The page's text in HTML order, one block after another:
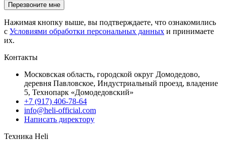
Перезвоните мне
Нажимая кнопку выше, вы подтверждаете, что ознакомились
с Условиями обработки персональных данных и принимаете
их.
Контакты
Московская область, городской округ Домодедово,
деревня Павловское, Индустриальный проезд, владение
5, Технопарк «Домодедовский»
+7 (917) 406-78-64
info@heli-official.com
Написать директору
Техника Heli